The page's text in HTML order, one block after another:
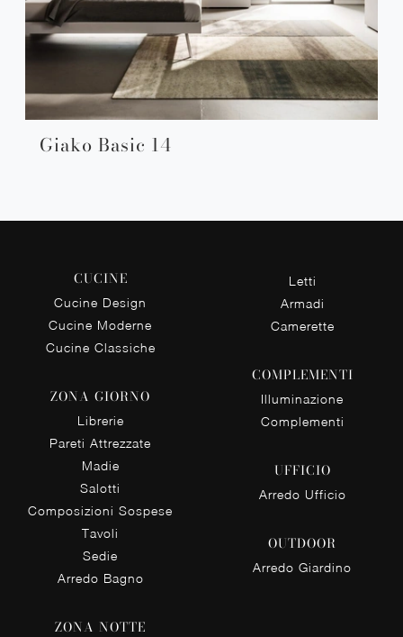
Giako Basic 14
CUCINE
Cucine Design
Cucine Moderne
Cucine Classiche
ZONA GIORNO
Librerie
Pareti Attrezzate
Madie
Salotti
Composizioni Sospese
Tavoli
Sedie
Arredo Bagno
ZONA NOTTE
Letti
Armadi
Camerette
COMPLEMENTI
Illuminazione
Complementi
UFFICIO
Arredo Ufficio
OUTDOOR
Arredo Giardino